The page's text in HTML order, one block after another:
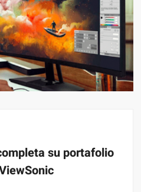
su portafolio